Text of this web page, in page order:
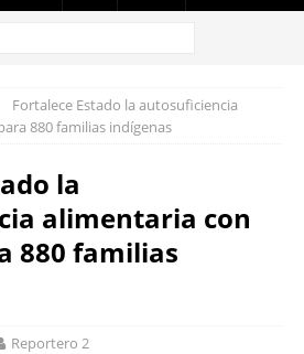
Fortalece Estado la autosuficiencia
880 familias indígenas
la
alimentaria con
880 familias
Reportero 2